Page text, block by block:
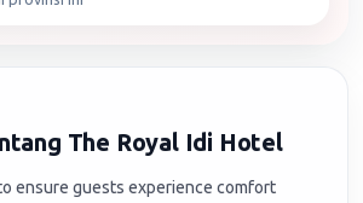
The Royal Idi Hotel
ensure guests experience comfort